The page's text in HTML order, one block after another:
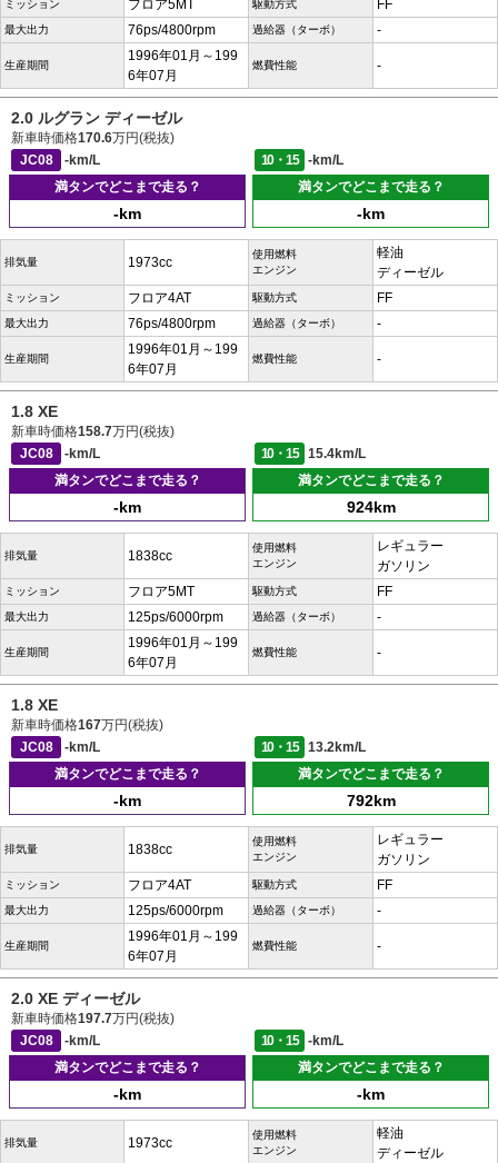
ミッション フロア5MT 駆動方式 FF
最大出力 76ps/4800rpm 過給器（ターボ） -
生産期間
1996年01月～199
6年07月
燃費性能 -
2.0 ルグラン ディーゼル
新車時価格170.6万円(税抜)
JC08
-km/L 10・15
-km/L
満タンでどこまで走る？
-km
満タンでどこまで走る？
-km
排気量 1973cc
使用燃料
エンジン
軽油
ディーゼル
ミッション フロア4AT 駆動方式 FF
最大出力 76ps/4800rpm 過給器（ターボ） -
生産期間
1996年01月～199
6年07月
燃費性能 -
1.8 XE
新車時価格158.7万円(税抜)
JC08
-km/L 10・15
15.4km/L
満タンでどこまで走る？
-km
満タンでどこまで走る？
924km
排気量 1838cc
使用燃料
エンジン
レギュラー
ガソリン
ミッション フロア5MT 駆動方式 FF
最大出力 125ps/6000rpm 過給器（ターボ） -
生産期間
1996年01月～199
6年07月
燃費性能 -
1.8 XE
新車時価格167万円(税抜)
JC08
-km/L 10・15
13.2km/L
満タンでどこまで走る？
-km
満タンでどこまで走る？
792km
排気量 1838cc
使用燃料
エンジン
レギュラー
ガソリン
ミッション フロア4AT 駆動方式 FF
最大出力 125ps/6000rpm 過給器（ターボ） -
生産期間
1996年01月～199
6年07月
燃費性能 -
2.0 XE ディーゼル
新車時価格197.7万円(税抜)
JC08
-km/L 10・15
-km/L
満タンでどこまで走る？
-km
満タンでどこまで走る？
-km
排気量 1973cc
使用燃料
エンジン
軽油
ディーゼル